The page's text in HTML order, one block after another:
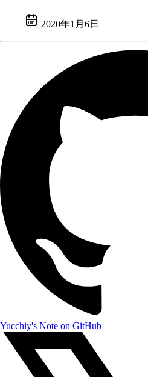
2020年1月6日
Yucchiy's Note on GitHub